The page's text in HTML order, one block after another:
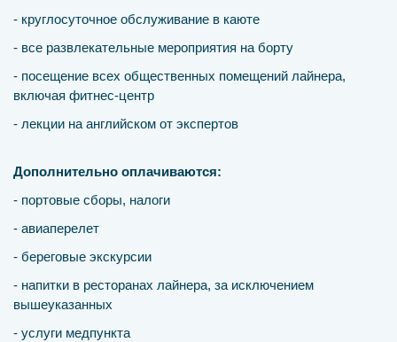
- круглосуточное обслуживание в каюте
- все развлекательные мероприятия на борту
- посещение всех общественных помещений лайнера,
включая фитнес-центр
- лекции на английском от экспертов
Дополнительно оплачиваются:
- портовые сборы, налоги
- авиаперелет
- береговые экскурсии
- напитки в ресторанах лайнера, за исключением
вышеуказанных
- услуги медпункта